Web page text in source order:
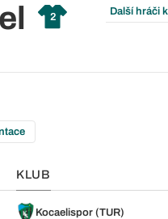
2 Další hráči
KLUB
Kocaelispor (TUR)